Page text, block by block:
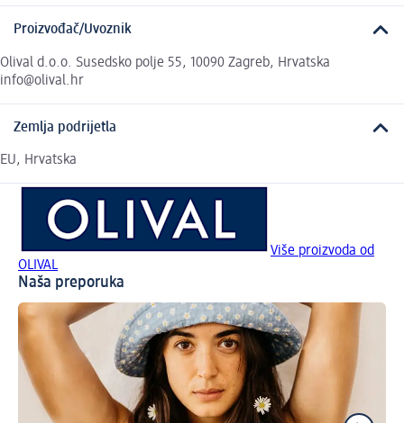
Proizvođač/Uvoznik
Olival d.o.o. Susedsko polje 55, 10090 Zagreb, Hrvatska
info@olival.hr
Zemlja podrijetla
EU, Hrvatska
Više proizvoda od
OLIVAL
Naša preporuka